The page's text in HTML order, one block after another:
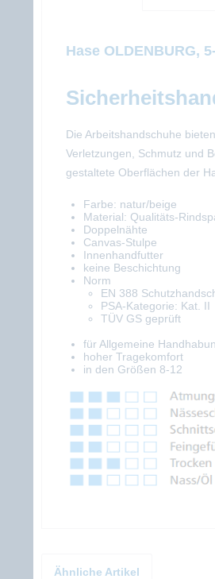
Hase OLDENBURG,
Die Arbeitshandschuhe
Verletzungen, Schmutz und
gestaltete Oberflächen der
Farbe: natur/beige
Material: Qualitäts-
Doppelnähte
Canvas-Stulpe
Innenhandfutter
keine Beschichtung
Norm
EN 388
PSA-Kategorie: Kat. II
TÜV GS geprüft
für Allgemeine
hoher Tragekomfort
in den Größen 8-12
Ähnliche Artikel